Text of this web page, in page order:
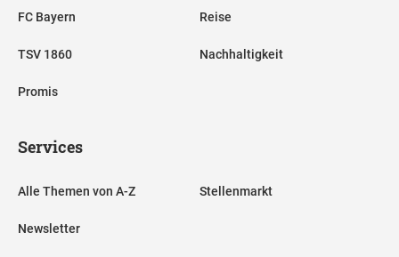
FC Bayern
TSV 1860
Promis
Reise
Nachhaltigkeit
Services
Alle Themen von A-Z
Newsletter
Stellenmarkt